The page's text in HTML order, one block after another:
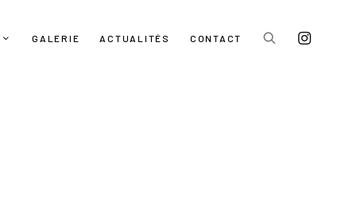
GALERIE ACTUALITÉS CONTACT